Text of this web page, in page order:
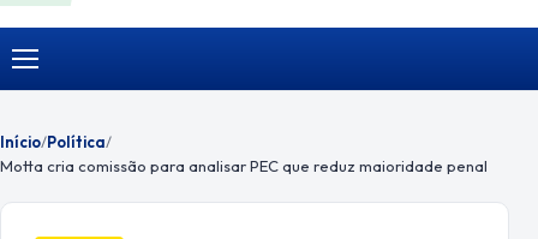
Menu
Início/Política/
Motta cria comissão para analisar PEC que reduz maioridade penal